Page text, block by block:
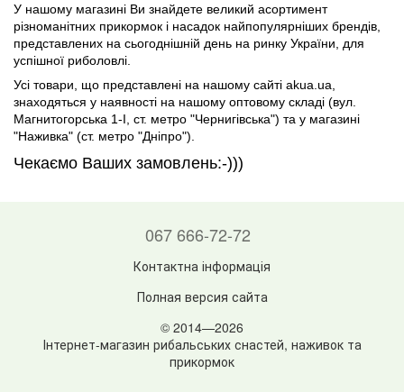
У нашому магазині Ви знайдете великий асортимент
різноманітних прикормок і насадок найпопулярніших брендів,
представлених на сьогоднішній день на ринку України, для
успішної риболовлі.
Усі товари, що представлені на нашому сайті akua.ua,
знаходяться у наявності на нашому оптовому складі (вул.
Магнитогорська 1-І, ст. метро "Чернигівська") та у магазині
"Наживка" (ст. метро "Дніпро").
Чекаємо Ваших замовлень:-)))
067 666-72-72
Контактна інформація
Полная версия сайта
© 2014—2026
Інтернет-магазин рибальських снастей, наживок та
прикормок